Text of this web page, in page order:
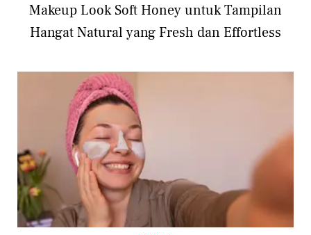
Makeup Look Soft Honey untuk Tampilan
Hangat Natural yang Fresh dan Effortless